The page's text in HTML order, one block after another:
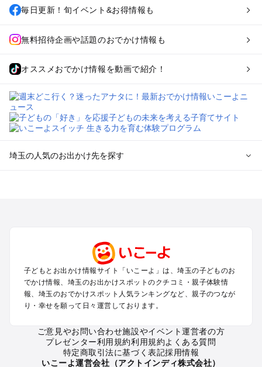
毎日更新！旬イベント&お得情報も
無料招待企画や話題のおでかけ情報も
オススメおでかけ情報を動画で紹介！
埼玉の人気のお出かけ先を探す
秩父・長瀞のプールお出かけ
川口・戸田・和光・朝霞のプールお出かけ
飯能・坂戸・東松山・日高のプールお出かけ
久喜・行田・加須・羽生のプールお出かけ
熊谷・太田・足利・古河のプールお出かけ
埼玉の定番お出かけスポット
埼玉の遊園地
子どもとお出かけ情報サイト「いこーよ」は、埼玉の子どものお
でかけ情報、埼玉のお出かけスポットのクチコミ・親子体験情
報、埼玉のおでかけスポット人気ランキングなど、親子のつなが
り・幸せを願って日々運営しております。
ご意見やお問い合わせ施設やイベント運営者の方
プレゼンター利用規約利用規約よくある質問
特定商取引法に基づく表記採用情報
いこーよ運営会社（アクトインディ株式会社）